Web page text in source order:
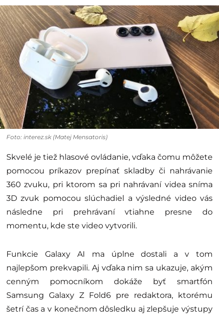
Foto: interez.sk (Matej Mensatoris)
Skvelé je tiež hlasové ovládanie, vďaka čomu môžete
pomocou príkazov prepínať skladby či nahrávanie
360 zvuku, pri ktorom sa pri nahrávaní videa sníma
3D zvuk pomocou slúchadiel a výsledné video vás
následne pri prehrávaní vtiahne presne do
momentu, kde ste video vytvorili.
Funkcie Galaxy AI ma úplne dostali a v tom
najlepšom prekvapili. Aj vďaka nim sa ukazuje, akým
cenným pomocníkom dokáže byť smartfón
Samsung Galaxy Z Fold6 pre redaktora, ktorému
šetrí čas a v konečnom dôsledku aj zlepšuje výstupy